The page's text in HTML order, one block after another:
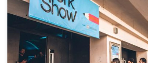
Paricipación de AES Sección Argentina en